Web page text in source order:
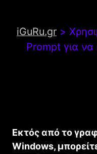
iGuRu.gr >
Prompt για να
Εκτός από το
Windows,